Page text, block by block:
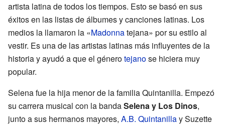
artista latina de todos los tiempos. Esto se basó en sus
éxitos en las listas de álbumes y canciones latinas. Los
medios la llamaron la «Madonnatejana» por su estilo al
vestir. Es una de las artistas latinas más influyentes de la
historia y ayudó a que el génerotejanose hiciera muy
popular.
Selena fue la hija menor de la familia Quintanilla. Empezó
su carrera musical con la bandaSelena y Los Dinos,
junto a sus hermanos mayores, A.B. Quintanillay Suzette